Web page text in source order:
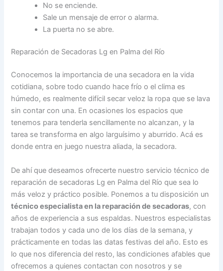
No se enciende.
Sale un mensaje de error o alarma.
La puerta no se abre.
Reparación de Secadoras Lg en Palma del Río
Conocemos la importancia de una secadora en la vida
cotidiana, sobre todo cuando hace frío o el clima es
húmedo, es realmente difícil secar veloz la ropa que se lava
sin contar con una. En ocasiones los espacios que
tenemos para tenderla sencillamente no alcanzan, y la
tarea se transforma en algo larguísimo y aburrido. Acá es
donde entra en juego nuestra aliada, la secadora.
De ahí que deseamos ofrecerte nuestro servicio técnico de
reparación de secadoras Lg en Palma del Río que sea lo
más veloz y práctico posible. Ponemos a tu disposición un
técnico especialista en la reparación de secadoras, con
años de experiencia a sus espaldas. Nuestros especialistas
trabajan todos y cada uno de los días de la semana, y
prácticamente en todas las datas festivas del año. Esto es
lo que nos diferencia del resto, las condiciones afables que
ofrecemos a quienes contactan con nosotros y se